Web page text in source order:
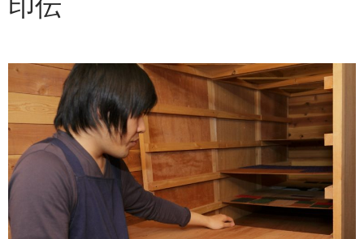
ス
プ